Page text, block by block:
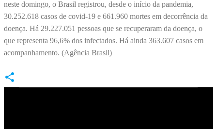
neste domingo, o Brasil registrou, desde o início da pandemia,
30.252.618 casos de covid-19 e 661.960 mortes em decorrência da
doença. Há 29.227.051 pessoas que se recuperaram da doença, o
que representa 96,6% dos infectados. Há ainda 363.607 casos em
acompanhamento. (Agência Brasil)